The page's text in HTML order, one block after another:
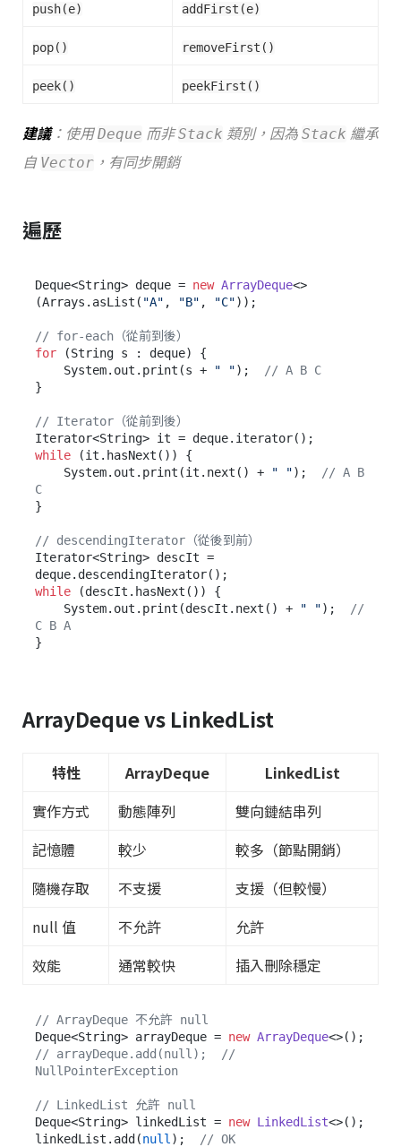
push(e) addFirst(e)
pop() removeFirst()
peek() peekFirst()
建議：使用Deque 而非Stack 類別，因為 Stack 繼承
自 Vector ，有同步開銷
遍歷
Deque<String> deque = new ArrayDeque<>
(Arrays.asList( "A" , "B" , "C"));
// for-each（從前到後）
for (String s : deque) {
    System.out.print(s +
" ");
// A B C
}
// Iterator（從前到後）
while (it.hasNext()) {
    System.out.print(it.next() +
" ");
// A B
C
}
// descendingIterator（從後到前）
Iterator<String> descIt =
while (descIt.hasNext()) {
    System.out.print(descIt.next() +
" ");
//
C B A
ArrayDeque vs LinkedList
特性 ArrayDeque
LinkedList
實作方式
動態陣列
雙向鏈結串列
記憶體
較少
較多（節點開銷）
隨機存取
不支援
支援（但較慢）
null 值
不允許
允許
效能
通常較快 插入刪除穩定
// ArrayDeque 不允許 null
Deque<String> arrayDeque = new ArrayDeque
// arrayDeque.add(null);  //
NullPointerException
// LinkedList 允許 null
Deque<String> linkedList = new LinkedList<>();
linkedList.add(null ); // OK